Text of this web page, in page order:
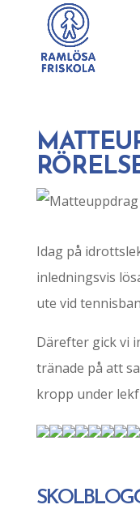
Idag på
inledningsvis
ute vid
Därefter gick vi
tränade på att
kropp under